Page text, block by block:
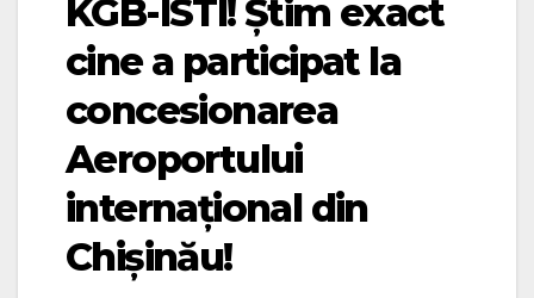
KGB-ISTI! Știm exact
cine a participat la
concesionarea
Aeroportului
internațional din
Chișinău!